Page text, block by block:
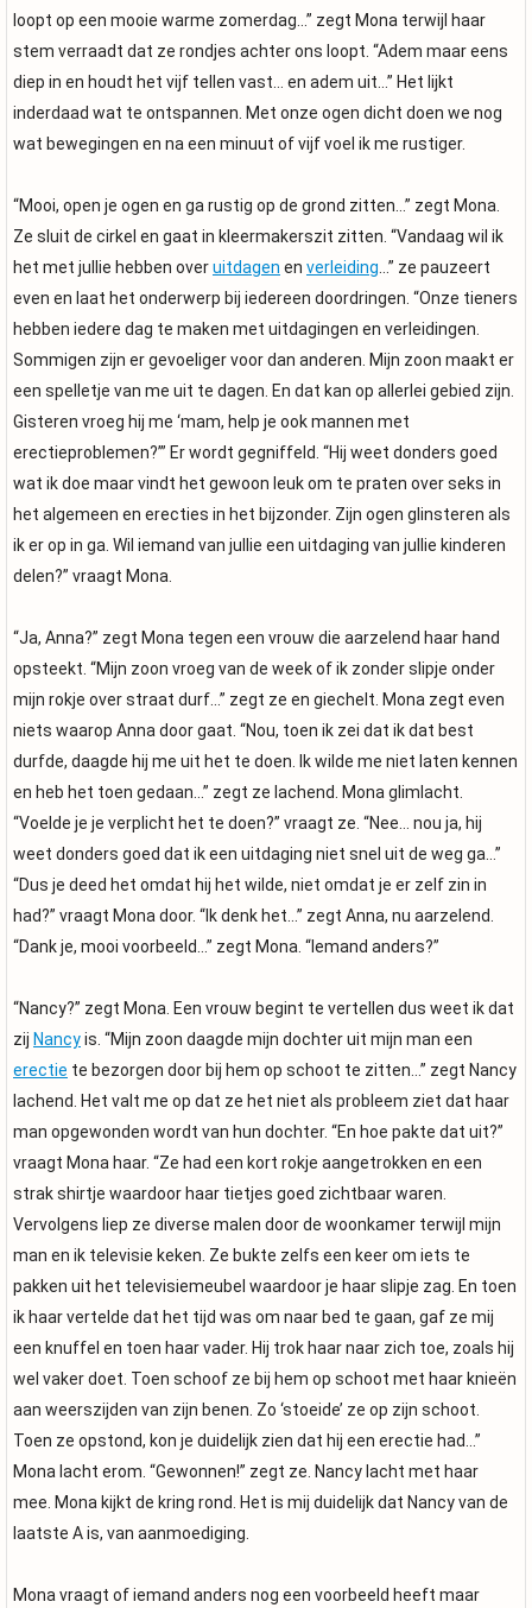
loopt op een mooie warme zomerdag…” zegt Mona terwijl haar
stem verraadt dat ze rondjes achter ons loopt. “Adem maar eens
diep in en houdt het vijf tellen vast… en adem uit…” Het lijkt
inderdaad wat te ontspannen. Met onze ogen dicht doen we nog
wat bewegingen en na een minuut of vijf voel ik me rustiger.
“Mooi, open je ogen en ga rustig op de grond zitten…” zegt Mona.
Ze sluit de cirkel en gaat in kleermakerszit zitten. “Vandaag wil ik
het met jullie hebben overuitdagen en verleiding …” ze pauzeert
even en laat het onderwerp bij iedereen doordringen. “Onze tieners
hebben iedere dag te maken met uitdagingen en verleidingen.
Sommigen zijn er gevoeliger voor dan anderen. Mijn zoon maakt er
een spelletje van me uit te dagen. En dat kan op allerlei gebied zijn.
Gisteren vroeg hij me ‘mam, help je ook mannen met
erectieproblemen?’” Er wordt gegniffeld. “Hij weet donders goed
wat ik doe maar vindt het gewoon leuk om te praten over seks in
het algemeen en erecties in het bijzonder. Zijn ogen glinsteren als
ik er op in ga. Wil iemand van jullie een uitdaging van jullie kinderen
delen?” vraagt Mona.
“Ja, Anna?” zegt Mona tegen een vrouw die aarzelend haar hand
opsteekt. “Mijn zoon vroeg van de week of ik zonder slipje onder
mijn rokje over straat durf…” zegt ze en giechelt. Mona zegt even
niets waarop Anna door gaat. “Nou, toen ik zei dat ik dat best
durfde, daagde hij me uit het te doen. Ik wilde me niet laten kennen
en heb het toen gedaan…” zegt ze lachend. Mona glimlacht.
“Voelde je je verplicht het te doen?” vraagt ze. “Nee… nou ja, hij
weet donders goed dat ik een uitdaging niet snel uit de weg ga…”
“Dus je deed het omdat hij het wilde, niet omdat je er zelf zin in
had?” vraagt Mona door. “Ik denk het…” zegt Anna, nu aarzelend.
“Dank je, mooi voorbeeld…” zegt Mona. “Iemand anders?”
“Nancy?” zegt Mona. Een vrouw begint te vertellen dus weet ik dat
zij Nancyis. “Mijn zoon daagde mijn dochter uit mijn man een
erectie te bezorgen door bij hem op schoot te zitten…” zegt Nancy
lachend. Het valt me op dat ze het niet als probleem ziet dat haar
man opgewonden wordt van hun dochter. “En hoe pakte dat uit?”
vraagt Mona haar. “Ze had een kort rokje aangetrokken en een
strak shirtje waardoor haar tietjes goed zichtbaar waren.
Vervolgens liep ze diverse malen door de woonkamer terwijl mijn
man en ik televisie keken. Ze bukte zelfs een keer om iets te
pakken uit het televisiemeubel waardoor je haar slipje zag. En toen
ik haar vertelde dat het tijd was om naar bed te gaan, gaf ze mij
een knuffel en toen haar vader. Hij trok haar naar zich toe, zoals hij
wel vaker doet. Toen schoof ze bij hem op schoot met haar knieën
aan weerszijden van zijn benen. Zo ‘stoeide’ ze op zijn schoot.
Toen ze opstond, kon je duidelijk zien dat hij een erectie had…”
Mona lacht erom. “Gewonnen!” zegt ze. Nancy lacht met haar
mee. Mona kijkt de kring rond. Het is mij duidelijk dat Nancy van de
laatste A is, van aanmoediging.
Mona vraagt of iemand anders nog een voorbeeld heeft maar